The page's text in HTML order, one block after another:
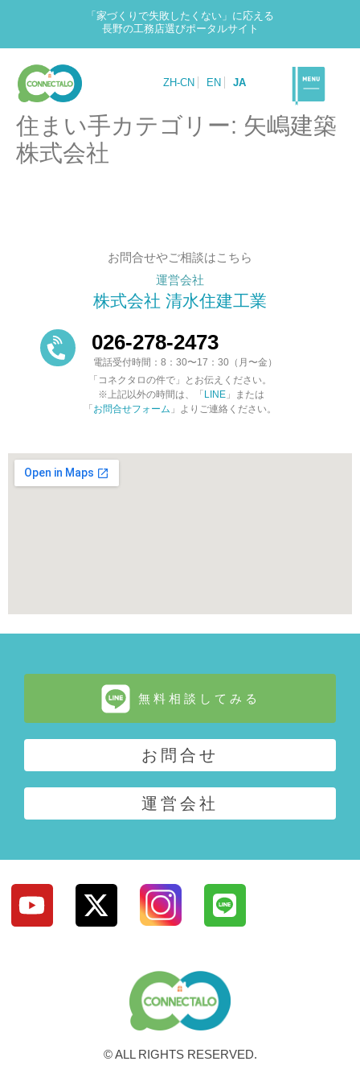
「家づくりで失敗したくない」に応える
長野の工務店選びポータルサイト
ZH-CN EN JA
住まい手カテゴリー: 矢嶋建築
株式会社
お問合せやご相談はこちら
運営会社
株式会社 清水住建工業
026-278-2473
電話受付時間：8：30〜17：30（月〜金）
「コネクタロの件で」とお伝えください。
※上記以外の時間は、「 LINE 」または
「 お問合せフォーム 」よりご連絡ください。
無料相談してみる
お問合せ
運営会社
© ALL RIGHTS RESERVED.